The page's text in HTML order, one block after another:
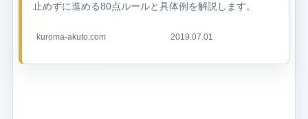
止めずに進める80点ルールと具体例を解説します。
kuroma-akuto.com 2019.07.01